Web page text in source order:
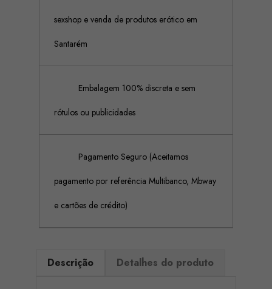
sexshop e venda de produtos erótico em
Santarém
Embalagem 100% discreta e sem
rótulos ou publicidades
Pagamento Seguro (Aceitamos
pagamento por referência Multibanco, Mbway
e cartões de crédito)
Descrição Detalhes do produto